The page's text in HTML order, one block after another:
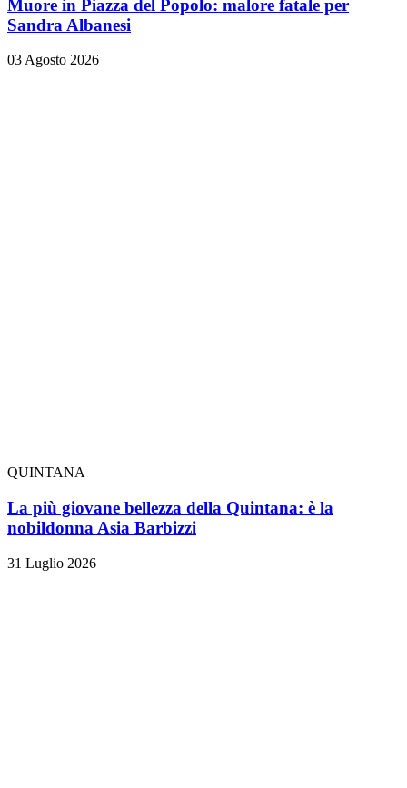
Muore in Piazza del Popolo: malore fatale per
Sandra Albanesi
03 Agosto 2026
QUINTANA
La più giovane bellezza della Quintana: è la
nobildonna Asia Barbizzi
31 Luglio 2026